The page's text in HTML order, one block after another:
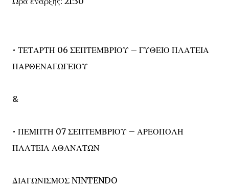
• ΤΕΤΑΡΤΗ 06 ΣΕΠΤΕΜΒΡΙΟΥ – ΓΥΘΕΙΟ ΠΛΑΤΕΙΑ
ΠΑΡΘΕΝΑΓΩΓΕΙΟΥ
&
• ΠΕΜΠΤΗ 07 ΣΕΠΤΕΜΒΡΙΟΥ – ΑΡΕΟΠΟΛΗ
ΠΛΑΤΕΙΑ ΑΘΑΝΑΤΩΝ
ΔΙΑΓΩΝΙΣΜΟΣ NINTENDO